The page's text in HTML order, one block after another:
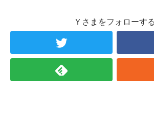
Ｙさまをフォローする